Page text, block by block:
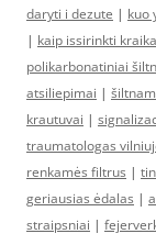
daryti i dezute | kuo
| kaip issirinkti kraika
polikarbonatiniai
atsiliepimai |
krautuvai |
traumatologas
renkamės filtrus |
geriausias ėdalas |
straipsniai |